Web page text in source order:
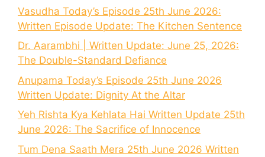
Vasudha Today’s Episode 25th June 2026:
Written Episode Update: The Kitchen Sentence
Dr. Aarambhi | Written Update: June 25, 2026:
The Double-Standard Defiance
Anupama Today’s Episode 25th June 2026
Written Update: Dignity At the Altar
Yeh Rishta Kya Kehlata Hai Written Update 25th
June 2026: The Sacrifice of Innocence
Tum Dena Saath Mera 25th June 2026 Written